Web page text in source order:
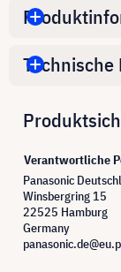
Technische
Verantwortliche
Panasonic
Winsbergring 15
22525 Hamburg
Germany